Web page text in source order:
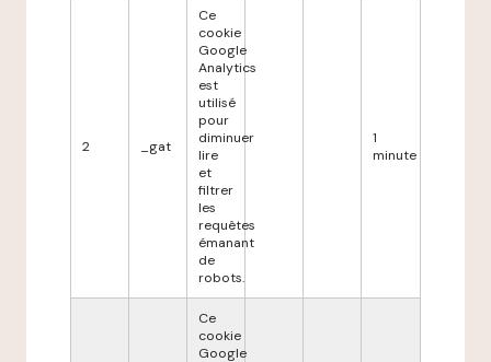
2 _gat
Ce
cookie
Google
Analytics
est
utilisé
pour
diminuer
lire
et
filtrer
les
requêtes
émanant
de
robots.
1
minute
Ce
cookie
Google